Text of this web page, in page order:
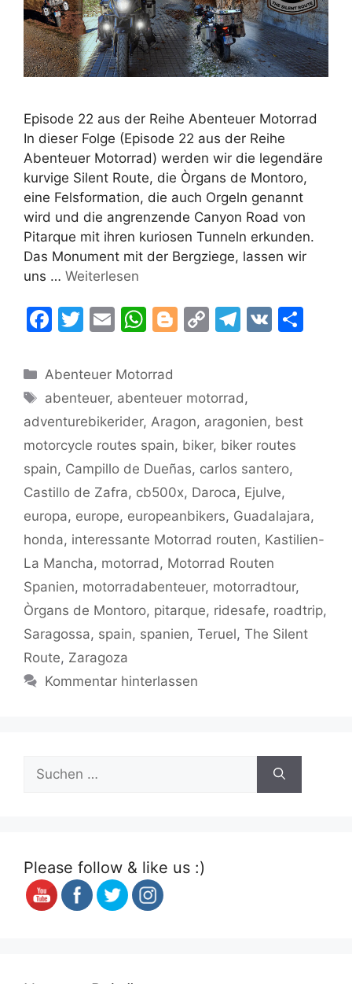
Episode 22 aus der Reihe Abenteuer Motorrad
In dieser Folge (Episode 22 aus der Reihe
Abenteuer Motorrad) werden wir die legendäre
kurvige Silent Route, die Òrgans de Montoro,
eine Felsformation, die auch Orgeln genannt
wird und die angrenzende Canyon Road von
Pitarque mit ihren kuriosen Tunneln erkunden.
Das Monument mit der Bergziege, lassen wir
uns … Weiterlesen
F
c
e
b
o
o
k
T
itt
er
E
ai
l
W
at
s
A
p
p
Bl
g
er
C
y
Li
n
k
T
gr
a
m
V
Kategorien
Abenteuer Motorrad
Schlagwörter
abenteuer, abenteuer motorrad ,
adventurebikerider, Aragon, aragonien, best
motorcycle routes spain, biker, biker routes
spain, Campillo de Dueñas, carlos santero,
Castillo de Zafra, cb500x, Daroca, Ejulve,
europa, europe, europeanbikers, Guadalajara,
honda, interessante Motorrad routen, Kastilien-
La Mancha, motorrad , Motorrad Routen
Spanien, motorradabenteuer, motorradtour,
Òrgans de Montoro, pitarque, ridesafe, roadtrip,
Saragossa, spain, spanien, Teruel, The Silent
Route, Zaragoza
Kommentar hinterlassen
nach:
Please follow & like us :)